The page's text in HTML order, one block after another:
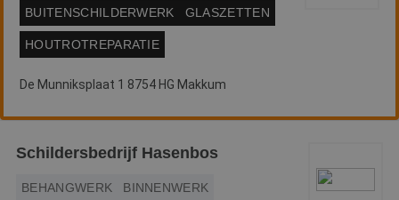
BUITENSCHILDERWERK GLASZETTEN
HOUTROTREPARATIE
De Munniksplaat 1 8754 HG Makkum
Schildersbedrijf Hasenbos
BEHANGWERK BINNENWERK